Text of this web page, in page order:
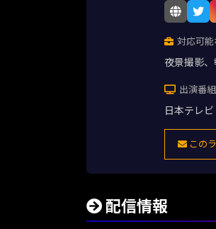
対応可
夜景撮影
出演番組
日本テレ
この
配信情報